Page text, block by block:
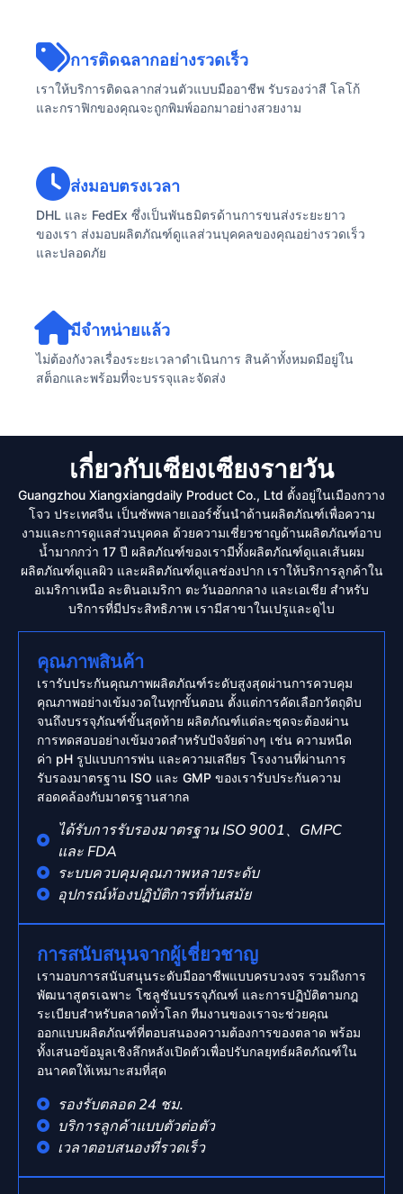
การติดฉลากอย่างรวดเร็ว
เราให้บริการติดฉลากส่วนตัวแบบมืออาชีพ รับรองว่าสี โลโก้
และกราฟิกของคุณจะถูกพิมพ์ออกมาอย่างสวยงาม
ส่งมอบตรงเวลา
DHL และ FedEx ซึ่งเป็นพันธมิตรด้านการขนส่งระยะยาว
ของเรา ส่งมอบผลิตภัณฑ์ดูแลส่วนบุคคลของคุณอย่างรวดเร็ว
และปลอดภัย
มีจำหน่ายแล้ว
ไม่ต้องกังวลเรื่องระยะเวลาดำเนินการ สินค้าทั้งหมดมีอยู่ใน
สต็อกและพร้อมที่จะบรรจุและจัดส่ง
เกี่ยวกับเซียงเซียงรายวัน
Guangzhou Xiangxiangdaily Product Co., Ltd ตั้งอยู่ในเมืองกวาง
โจว ประเทศจีน เป็นซัพพลายเออร์ชั้นนำด้านผลิตภัณฑ์เพื่อความ
งามและการดูแลส่วนบุคคล ด้วยความเชี่ยวชาญด้านผลิตภัณฑ์อาบ
น้ำมากกว่า 17 ปี ผลิตภัณฑ์ของเรามีทั้งผลิตภัณฑ์ดูแลเส้นผม
ผลิตภัณฑ์ดูแลผิว และผลิตภัณฑ์ดูแลช่องปาก เราให้บริการลูกค้าใน
อเมริกาเหนือ ละตินอเมริกา ตะวันออกกลาง และเอเชีย สำหรับ
บริการที่มีประสิทธิภาพ เรามีสาขาในเปรูและดูไบ
คุณภาพสินค้า
เรารับประกันคุณภาพผลิตภัณฑ์ระดับสูงสุดผ่านการควบคุม
คุณภาพอย่างเข้มงวดในทุกขั้นตอน ตั้งแต่การคัดเลือกวัตถุดิบ
จนถึงบรรจุภัณฑ์ขั้นสุดท้าย ผลิตภัณฑ์แต่ละชุดจะต้องผ่าน
การทดสอบอย่างเข้มงวดสำหรับปัจจัยต่างๆ เช่น ความหนืด
ค่า pH รูปแบบการพ่น และความเสถียร โรงงานที่ผ่านการ
รับรองมาตรฐาน ISO และ GMP ของเรารับประกันความ
สอดคล้องกับมาตรฐานสากล
ได้รับการรับรองมาตรฐาน ISO 9001、GMPC
และ FDA
ระบบควบคุมคุณภาพหลายระดับ
อุปกรณ์ห้องปฏิบัติการที่ทันสมัย
การสนับสนุนจากผู้เชี่ยวชาญ
เรามอบการสนับสนุนระดับมืออาชีพแบบครบวงจร รวมถึงการ
พัฒนาสูตรเฉพาะ โซลูชันบรรจุภัณฑ์ และการปฏิบัติตามกฎ
ระเบียบสำหรับตลาดทั่วโลก ทีมงานของเราจะช่วยคุณ
ออกแบบผลิตภัณฑ์ที่ตอบสนองความต้องการของตลาด พร้อม
ทั้งเสนอข้อมูลเชิงลึกหลังเปิดตัวเพื่อปรับกลยุทธ์ผลิตภัณฑ์ใน
อนาคตให้เหมาะสมที่สุด
รองรับตลอด 24 ชม.
บริการลูกค้าแบบตัวต่อตัว
เวลาตอบสนองที่รวดเร็ว